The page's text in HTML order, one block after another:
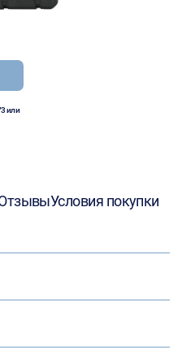
или
Условия покупки